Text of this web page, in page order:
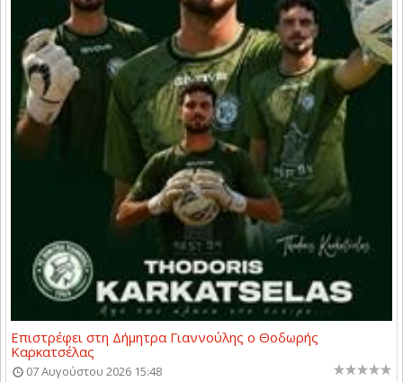
Επιστρέφει στη Δήμητρα Γιαννούλης ο Θοδωρής
Καρκατσέλας
07 Αυγούστου 2026 15:48